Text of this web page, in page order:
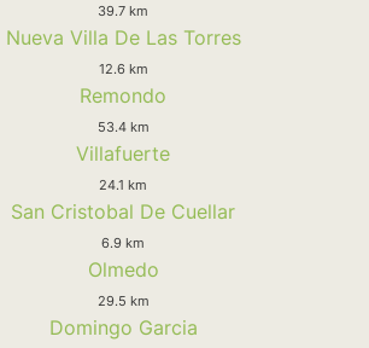
39.7 km
Nueva Villa De Las Torres
12.6 km
Remondo
53.4 km
Villafuerte
24.1 km
San Cristobal De Cuellar
6.9 km
Olmedo
29.5 km
Domingo Garcia